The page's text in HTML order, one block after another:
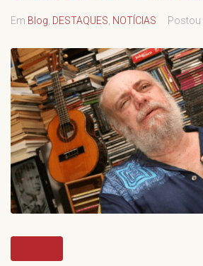
Em Blog DESTAQUES NOTÍCIAS Postou